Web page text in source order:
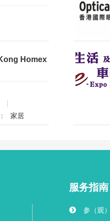
技术学会
讨会
Homex
家居
家庭与海内
服务指南
参（观